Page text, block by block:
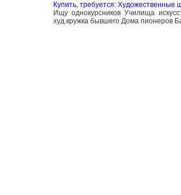
Купить, требуется: Художественные
Ищу однокурсников Училища
худ.кружка бывшего Дома пионеров